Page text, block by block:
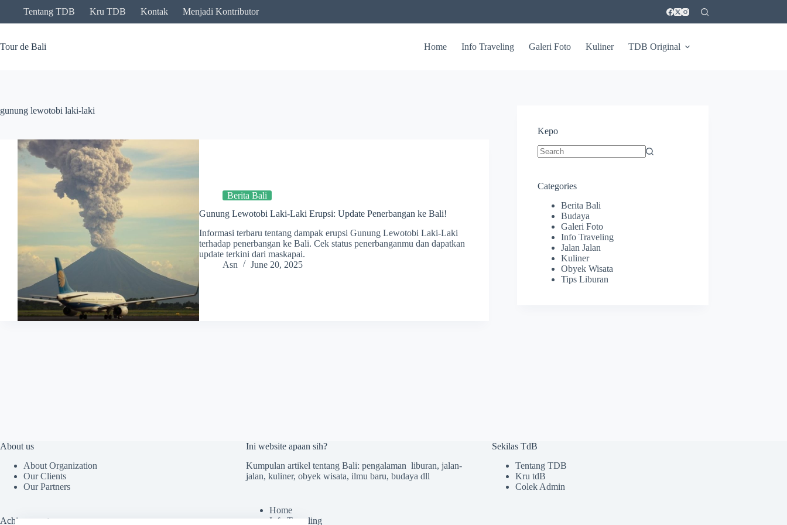
content
Tentang TDB Kru TDB Kontak Menjadi Kontributor
Tour de Bali Home Info Traveling Galeri Foto Kuliner TDB Original
gunung lewotobi laki-laki
Berita Bali
Gunung Lewotobi Laki-Laki Erupsi: Update Penerbangan ke Bali!
Informasi terbaru tentang dampak erupsi Gunung Lewotobi Laki-Laki
terhadap penerbangan ke Bali. Cek status penerbanganmu dan dapatkan
update terkini dari maskapai.
Asn
June 20, 2025
Kepo
Categories
Berita Bali
Budaya
Galeri Foto
Info Traveling
Jalan Jalan
Kuliner
Obyek Wisata
Tips Liburan
About us
About Organization
Our Clients
Our Partners
Achievements
Ini website apaan sih?
Kumpulan artikel tentang Bali: pengalaman liburan, jalan-
jalan, kuliner, obyek wisata, ilmu baru, budaya dll
Home
Info Traveling
Sekilas TdB
Tentang TDB
Kru tdB
Colek Admin